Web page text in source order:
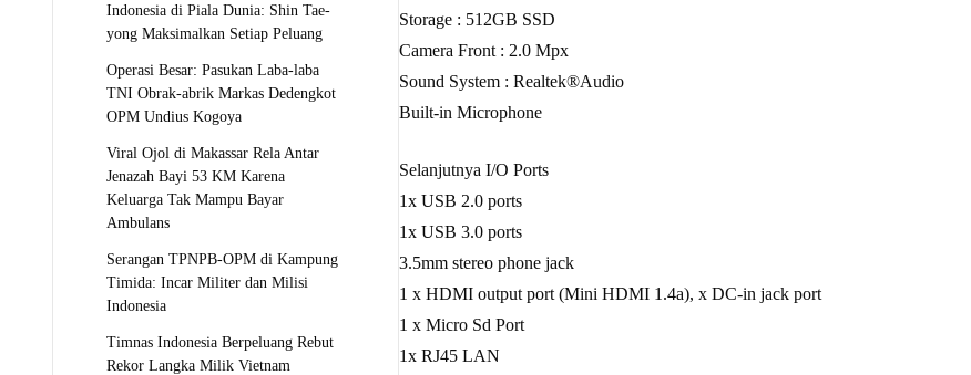
Storage : 512GB SSD
Camera Front : 2.0 Mpx
Sound System : Realtek®Audio
Built-in Microphone
Selanjutnya I/O Ports
1x USB 2.0 ports
1x USB 3.0 ports
3.5mm stereo phone jack
1 x HDMI output port (Mini HDMI 1.4a), x DC-in jack port
1 x Micro Sd Port
1x RJ45 LAN
Indonesia di Piala Dunia: Shin Tae-
yong Maksimalkan Setiap Peluang
Operasi Besar: Pasukan Laba-laba
TNI Obrak-abrik Markas Dedengkot
OPM Undius Kogoya
Viral Ojol di Makassar Rela Antar
Jenazah Bayi 53 KM Karena
Keluarga Tak Mampu Bayar
Ambulans
Serangan TPNPB-OPM di Kampung
Timida: Incar Militer dan Milisi
Indonesia
Timnas Indonesia Berpeluang Rebut
Rekor Langka Milik Vietnam